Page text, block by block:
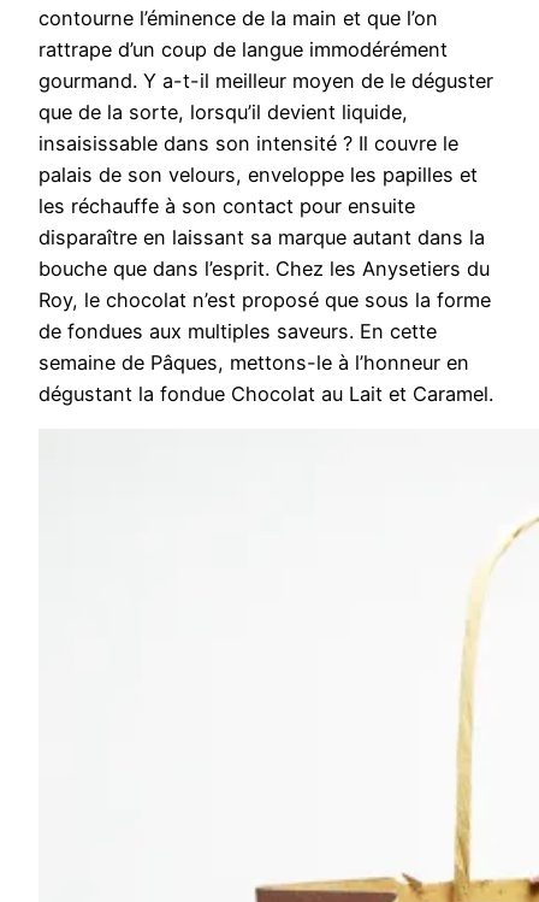
contourne l’éminence de la main et que l’on
rattrape d’un coup de langue immodérément
gourmand. Y a-t-il meilleur moyen de le déguster
que de la sorte, lorsqu’il devient liquide,
insaisissable dans son intensité ? Il couvre le
palais de son velours, enveloppe les papilles et
les réchauffe à son contact pour ensuite
disparaître en laissant sa marque autant dans la
bouche que dans l’esprit. Chez les Anysetiers du
Roy, le chocolat n’est proposé que sous la forme
de fondues aux multiples saveurs. En cette
semaine de Pâques, mettons-le à l’honneur en
dégustant la fondue Chocolat au Lait et Caramel.